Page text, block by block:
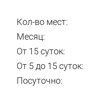
Кол-во мест:
Месяц:
От 15 суток:
От 5 до 15 суток:
Посуточно: